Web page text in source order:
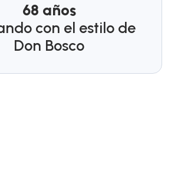
68 años
con el estilo de
Don Bosco